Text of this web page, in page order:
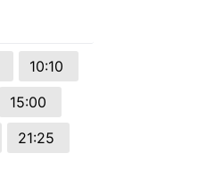
10:10
15:00
21:25